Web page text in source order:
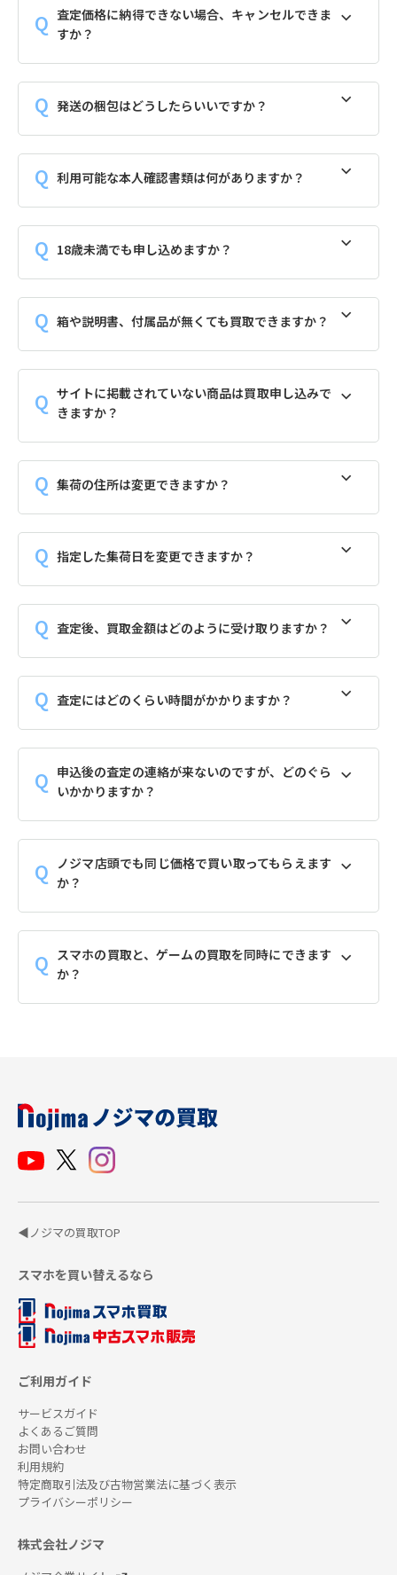
査定価格に納得できない場合、キャンセルできま
すか？
発送の梱包はどうしたらいいですか？
利用可能な本人確認書類は何がありますか？
18歳未満でも申し込めますか？
箱や説明書、付属品が無くても買取できますか？
サイトに掲載されていない商品は買取申し込みで
きますか？
集荷の住所は変更できますか？
指定した集荷日を変更できますか？
査定後、買取金額はどのように受け取りますか？
査定にはどのくらい時間がかかりますか？
申込後の査定の連絡が来ないのですが、どのぐら
いかかりますか？
ノジマ店頭でも同じ価格で買い取ってもらえます
か？
スマホの買取と、ゲームの買取を同時にできます
か？
◀ノジマの買取TOP
スマホを買い替えるなら
ご利用ガイド
サービスガイド
よくあるご質問
お問い合わせ
利用規約
特定商取引法及び古物営業法に基づく表示
プライバシーポリシー
株式会社ノジマ